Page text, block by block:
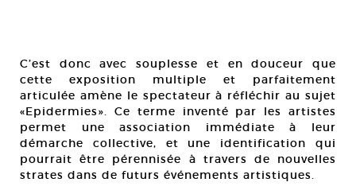
C’est donc avec souplesse et en douceur que
cette exposition multiple et parfaitement
articulée amène le spectateur à réfléchir au sujet
«Epidermies». Ce terme inventé par les artistes
permet une association immédiate à leur
démarche collective, et une identification qui
pourrait être pérennisée à travers de nouvelles
strates dans de futurs événements artistiques.